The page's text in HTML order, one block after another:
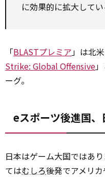
に効果的に拡大してい
「BLASTプレミア」は北
Strike: Global Offensive
ーグ。
eスポーツ後進国、
日本はゲーム大国ではあ
てはむしろ後発でアメリカ